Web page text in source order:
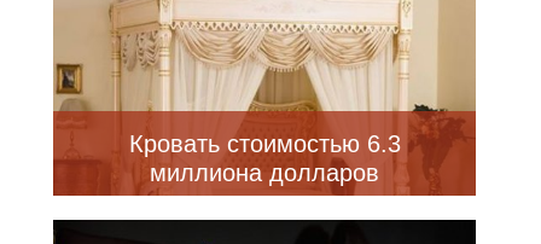
Кровать стоимостью 6.3
миллиона долларов